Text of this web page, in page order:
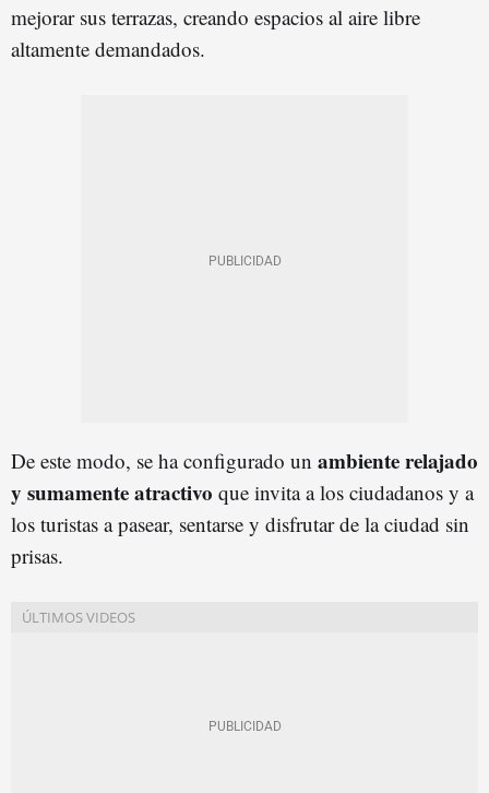
mejorar sus terrazas, creando espacios al aire libre
altamente demandados.
De este modo, se ha configurado un ambiente relajado
y sumamente atractivo que invita a los ciudadanos y a
los turistas a pasear, sentarse y disfrutar de la ciudad sin
prisas.